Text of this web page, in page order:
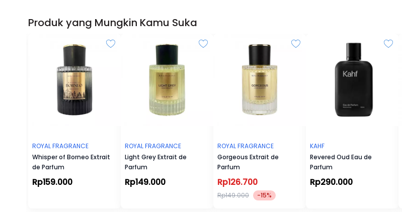
Produk yang Mungkin Kamu Suka
ROYAL FRAGRANCE
Whisper of Borneo Extrait
de Parfum
Rp159.000
ROYAL FRAGRANCE
Light Grey Extrait de
Parfum
Rp149.000
ROYAL FRAGRANCE
Gorgeous Extrait de
Parfum
Rp126.700
Rp149.000 -15%
KAHF
Revered Oud Eau de
Parfum
Rp290.000